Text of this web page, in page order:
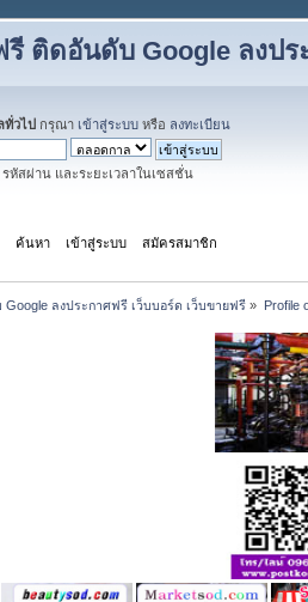
รี ติดอันดับ Google ลงป
วไป กรุณา เข้าสู่ระบบ หรือ ลงทะเบียน
หัสผ่าน และระยะเวลาในเซสชั่น
ค้นหา เข้าสู่ระบบ สมัครสมาชิก
ลงประกาศฟรี เว็บบอร์ด เว็บขายฟรี » Profile